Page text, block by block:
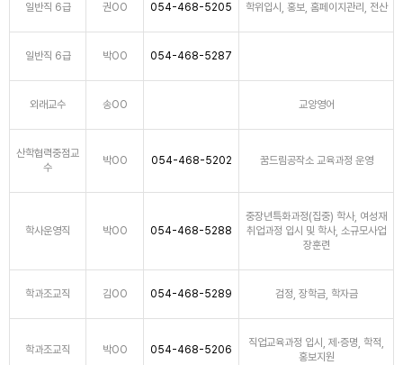
일반직 6급 권OO 054-468-5205 학위입시, 홍보, 홈페이지관리, 전산
일반직 6급 박OO 054-468-5287
외래교수 송OO 교양영어
산학협력중점교
수
박OO 054-468-5202 꿈드림공작소 교육과정 운영
학사운영직 박OO 054-468-5288
중장년특화과정(집중) 학사, 여성재
취업과정 입시 및 학사, 소규모사업
장훈련
학과조교직 김OO 054-468-5289 검정, 장학금, 학자금
학과조교직 박OO 054-468-5206
직업교육과정 입시, 제·증명, 학적,
홍보지원